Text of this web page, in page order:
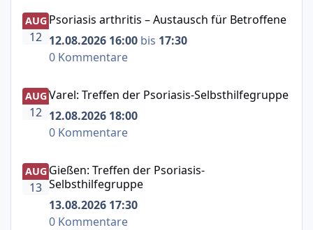
Psoriasis arthritis – Austausch für Betroffene
AUG
12
Psoriasis arthritis – Austausch für Betroffene
12.08.2026 16:00 bis 17:30
0 Kommentare
Varel: Treffen der Psoriasis-Selbsthilfegruppe
AUG
12
Varel: Treffen der Psoriasis-Selbsthilfegruppe
12.08.2026 18:00
0 Kommentare
Gießen: Treffen der Psoriasis-Selbsthilfegruppe
AUG
13
Gießen: Treffen der Psoriasis-
Selbsthilfegruppe
13.08.2026 17:30
0 Kommentare